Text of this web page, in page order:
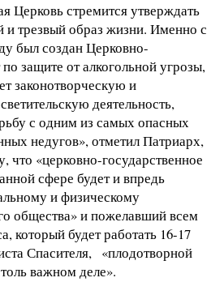
Церковь стремится утверждать
и трезвый образ жизни. Именно с
был создан Церковно-
защите от алкогольной угрозы,
законотворческую и
деятельность,
с одним из самых опасных
недугов», отметил Патриарх,
«церковно-государственное
сфере будет и впредь
и физическому
общества» и пожелавший всем
который будет работать 16-17
Спасителя, «плодотворной
важном деле».